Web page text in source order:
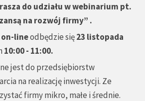
do udziału w webinarium pt.
na rozwój firmy” .
on-lineodbędzie się23 listopada
10:00 - 11:00.
jest do przedsiębiorstw
na realizację inwestycji. Ze
firmy mikro, małe i średnie.